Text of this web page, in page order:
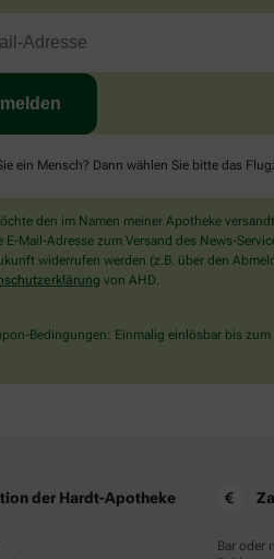
ein Mensch? Dann wählen Sie bitte das
den im Namen meiner Apotheke
E-Mail-Adresse zum Versand des News-
widerrufen werden (z.B. über den
von AHD.
Bedingungen: Einmalig einlösbar bis
der Hardt-Apotheke
Bar oder